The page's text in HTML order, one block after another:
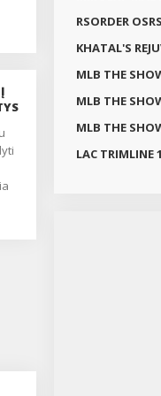
RSORDER
KHATAL'S
MLB THE
MLB THE
MLB THE
LAC TRIMLINE